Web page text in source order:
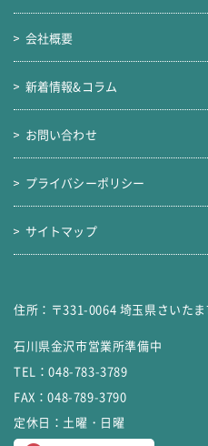
住所：〒331-0064 埼玉県さいた
石川県金沢市営業所準備中
TEL：048-783-3789
FAX：048-789-3790
定休日：土曜・日曜
会社概要
新着情報&コラム
お問い合わせ
プライバシーポリシー
サイトマップ